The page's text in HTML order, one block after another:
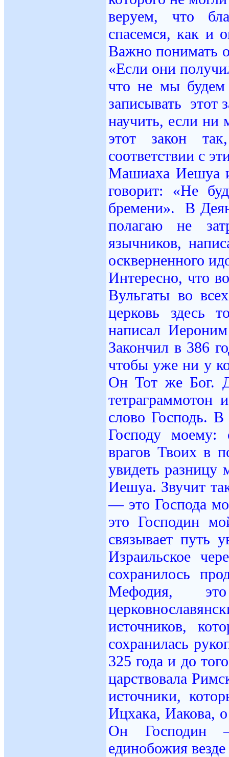
веруем, что
спасемся, как и
Важно понимать
«Если они
что не мы будем
записывать этот
научить, если
этот закон
соответствии с
Машиаха Иешуа
говорит: «Не
бремени». В
полагаю не
язычников,
оскверненного
Интересно, что
Вульгаты во
церковь здесь
написал
Закончил в 386
чтобы уже ни у
Он Тот же Бог.
тетраграммотон
слово Господь.
Господу моему:
врагов Твоих в
увидеть
Иешуа. Звучит
— это Господа
это Господин
связывает путь
Израильское
сохранилось
Мефодия,
источников,
сохранилась
325 года и до
царствовала
источники,
Ицхака, Иакова,
Он Господин
единобожия